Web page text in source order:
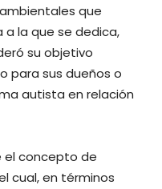
que
la que se dedica,
su objetivo
para sus dueños o
autista en relación
el concepto de
cual, en términos